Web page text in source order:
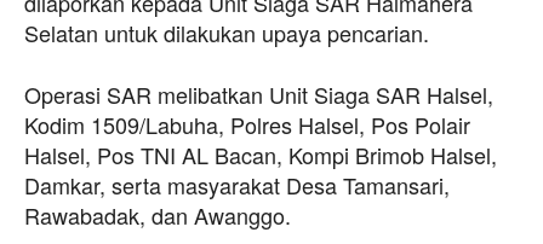
Selatan untuk dilakukan upaya pencarian.
Operasi SAR melibatkan Unit Siaga SAR Halsel,
Kodim 1509/Labuha, Polres Halsel, Pos Polair
Halsel, Pos TNI AL Bacan, Kompi Brimob Halsel,
Damkar, serta masyarakat Desa Tamansari,
Rawabadak, dan Awanggo.